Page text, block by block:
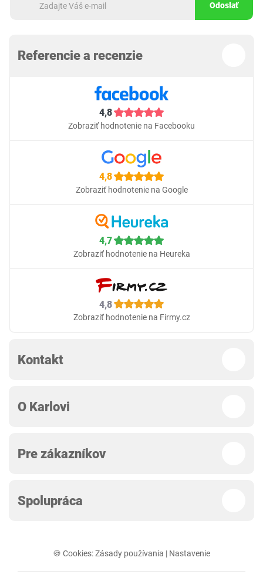
Odoslať
Referencie a recenzie
4,8
Zobraziť hodnotenie na Facebooku
4,8
Zobraziť hodnotenie na Google
4,7
Zobraziť hodnotenie na Heureka
4,8
Zobraziť hodnotenie na Firmy.cz
Kontakt
O Karlovi
Pre zákazníkov
Spolupráca
🍪 Cookies:Zásady používania | Nastavenie